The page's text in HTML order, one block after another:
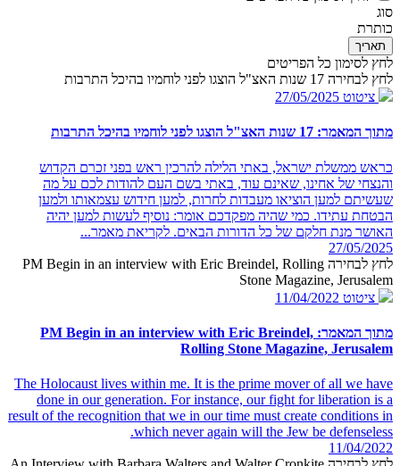
סוג
כותרת
תאריך
לחץ לסימון כל הפריטים
לחץ לבחירה 17 שנות האצ"ל הוצגו לפני לוחמיו בהיכל התרבות
ציטוט 27/05/2025
מתוך המאמר: 17 שנות האצ"ל הוצגו לפני לוחמיו בהיכל התרבות
כראש ממשלת ישראל, באתי הלילה להרכין ראש בפני זכרם הקדוש
והנצחי של אחינו, שאינם עוד, באתי בשם העם להודות לכם על מה
שעשיתם למען הוציאו מעבדות לחרות, למען חידוש עצמאותו ולמען
הבטחת עתידו. כמי שהיה מפקדכם אומר: נוסיף לעשות למען יהיה
האושר מנת חלקם של כל הדורות הבאים. לקריאת מאמר...
27/05/2025
לחץ לבחירה PM Begin in an interview with Eric Breindel, Rolling
Stone Magazine, Jerusalem
ציטוט 11/04/2022
מתוך המאמר: PM Begin in an interview with Eric Breindel,
Rolling Stone Magazine, Jerusalem
The Holocaust lives within me. It is the prime mover of all we have
done in our generation. For instance, our fight for liberation is a
result of the recognition that we in our time must create conditions in
which never again will the Jew be defenseless.
11/04/2022